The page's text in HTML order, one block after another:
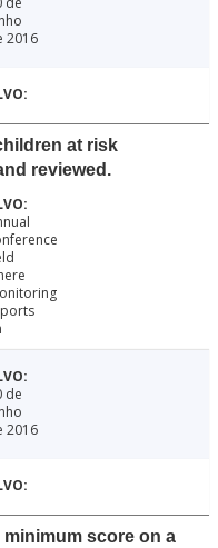
2016
at risk
reviewed.
de
2016
score on a